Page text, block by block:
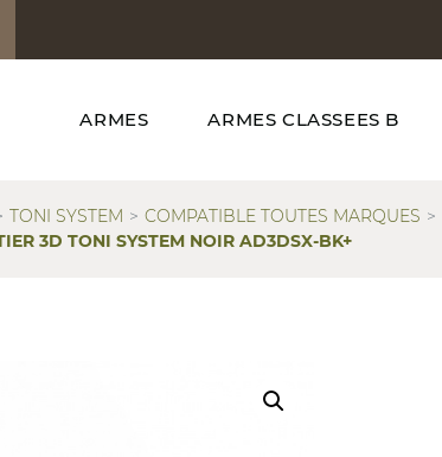
ARMES ARMES CLASSEES B
TONI SYSTEM COMPATIBLE TOUTES MARQUES
3D TONI SYSTEM NOIR AD3DSX-BK+